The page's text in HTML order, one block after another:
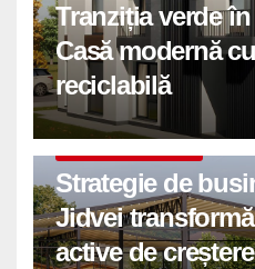
Tranziția verde
Casă modernă
reciclabilă
Strategie de
Jidvei
active de